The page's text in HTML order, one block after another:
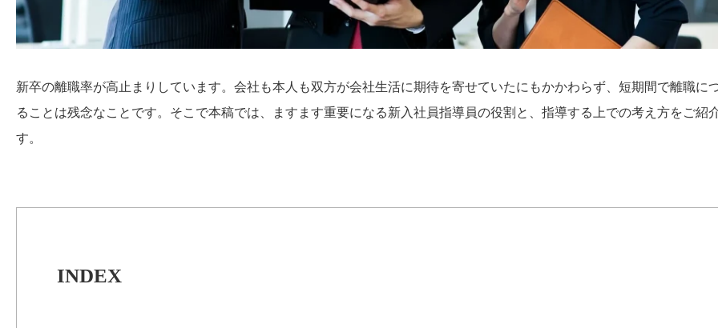
新卒の離職率が高止まりしています。会社も本人も双方が会社生活に期待を寄せていたにもかかわらず、短期間で離職に
ることは残念なことです。そこで本稿では、ますます重要になる新入社員指導員の役割と、指導する上での考え方をご紹
す。
INDEX